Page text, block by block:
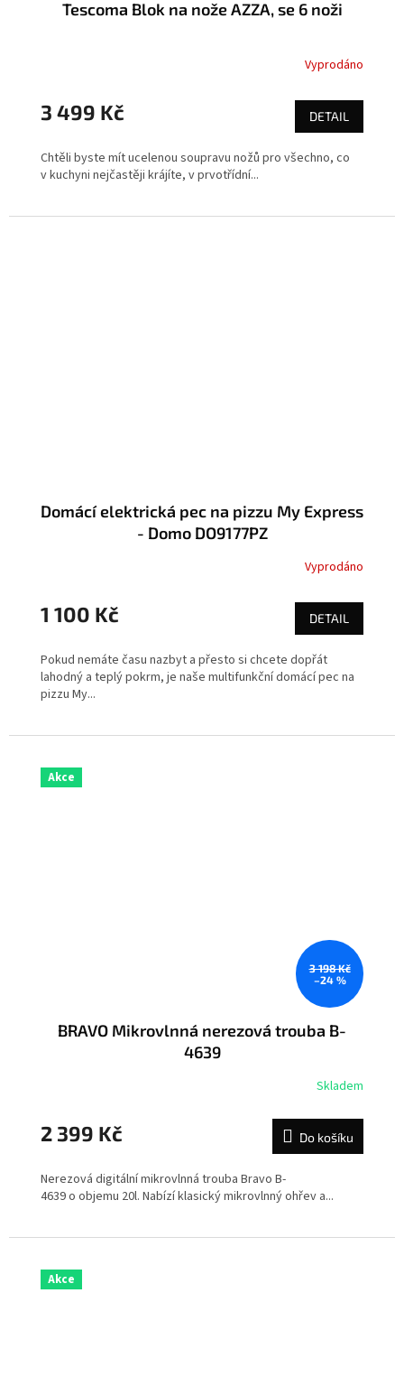
Tescoma Blok na nože AZZA, se 6 noži
Vyprodáno
3 499 Kč DETAIL
Chtěli byste mít ucelenou soupravu nožů pro všechno, co
v kuchyni nejčastěji krájíte, v prvotřídní...
Domácí elektrická pec na pizzu My Express
- Domo DO9177PZ
Vyprodáno
1 100 Kč DETAIL
Pokud nemáte času nazbyt a přesto si chcete dopřát
lahodný a teplý pokrm, je naše multifunkční domácí pec na
pizzu My...
Akce
3 198 Kč
–24 %
BRAVO Mikrovlnná nerezová trouba B-
4639
Skladem
2 399 Kč Do košíku
Nerezová digitální mikrovlnná trouba Bravo B-
4639 o objemu 20l. Nabízí klasický mikrovlnný ohřev a...
Akce